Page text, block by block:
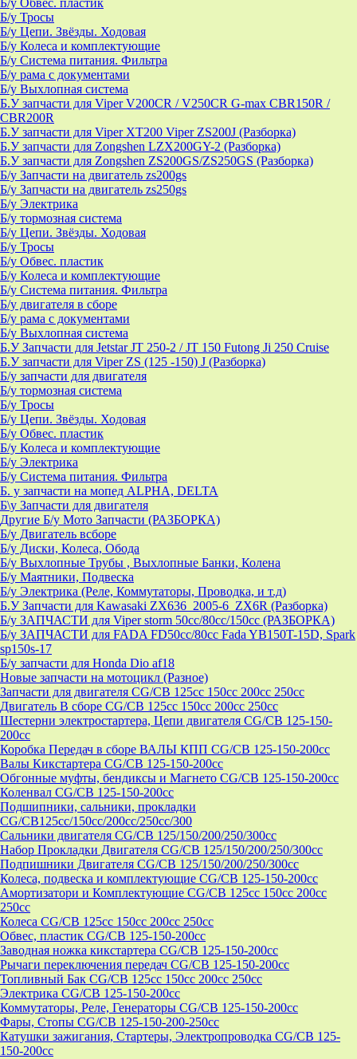
Б/у Обвес. пластик
Б/у Тросы
Б/у Цепи. Звёзды. Ходовая
Б/у Колеса и комплектующие
Б/у Система питания. Фильтра
Б/у рама с документами
Б/у Выхлопная система
Б.У запчасти для Viper V200CR / V250CR G-max CBR150R /
CBR200R
Б.У запчасти для Viper XT200 Viper ZS200J (Разборка)
Б.У запчасти для Zongshen LZX200GY-2 (Разборка)
Б.У запчасти для Zongshen ZS200GS/ZS250GS (Разборка)
Б/у Запчасти на двигатель zs200gs
Б/у Запчасти на двигатель zs250gs
Б/у Электрика
Б/у тормозная система
Б/у Цепи. Звёзды. Ходовая
Б/у Тросы
Б/у Обвес. пластик
Б/у Колеса и комплектующие
Б/у Система питания. Фильтра
Б/у двигателя в сборе
Б/у рама с документами
Б/у Выхлопная система
Б.У Запчасти для Jetstar JT 250-2 / JT 150 Futong Ji 250 Cruise
Б.У запчасти для Viper ZS (125 -150) J (Разборка)
Б/у запчасти для двигателя
Б/у тормозная система
Б/у Тросы
Б/у Цепи. Звёзды. Ходовая
Б/у Обвес. пластик
Б/у Колеса и комплектующие
Б/у Электрика
Б/у Система питания. Фильтра
Б. у запчасти на мопед ALPHA, DELTA
Б\у Запчасти для двигателя
Другие Б/у Мото Запчасти (РАЗБОРКА)
Б/у Двигатель всборе
Б/у Диски, Колеса, Обода
Б/у Выхлопные Трубы , Выхлопные Банки, Колена
Б/у Маятники, Подвеска
Б/у Электрика (Реле, Коммутаторы, Проводка, и т.д)
Б.У Запчасти для Kawasaki ZX636_2005-6_ZX6R (Разборка)
Б/у ЗАПЧАСТИ для Viper storm 50cc/80cc/150cc (РАЗБОРКА)
Б/у ЗАПЧАСТИ для FADA FD50cc/80cc Fada YB150T-15D, Spark
sp150s-17
Б/у запчасти для Honda Dio af18
Новые запчасти на мотоцикл (Разное)
Запчасти для двигателя CG/CB 125cc 150cc 200cc 250cc
Двигатель В сборе CG/CB 125cc 150cc 200cc 250cc
Шестерни электростартера, Цепи двигателя CG/CB 125-150-
200cc
Коробка Передач в сборе ВАЛЫ КПП CG/CB 125-150-200cc
Валы Кикстартера CG/CB 125-150-200cc
Обгонные муфты, бендиксы и Магнето CG/CB 125-150-200cc
Коленвал CG/CB 125-150-200cc
Подшипники, сальники, прокладки
CG/CB125сс/150cc/200cc/250cc/300
Сальники двигателя CG/CB 125/150/200/250/300cc
Набор Прокладки Двигателя CG/CB 125/150/200/250/300cc
Подпишники Двигателя CG/CB 125/150/200/250/300cc
Колеса, подвеска и комплектующие CG/CB 125-150-200cc
Амортизатори и Комплектующие CG/CB 125cc 150cc 200cc
250cc
Колеса CG/CB 125cc 150cc 200cc 250cc
Обвес, пластик CG/CB 125-150-200cc
Заводная ножка кикстартера CG/CB 125-150-200cc
Рычаги переключения передач CG/CB 125-150-200cc
Топливный Бак CG/CB 125cc 150cc 200cc 250cc
Электрика CG/CB 125-150-200cc
Коммутаторы, Реле, Генераторы CG/CB 125-150-200cc
Фары, Стопы CG/CB 125-150-200-250cc
Катушки зажигания, Стартеры, Электропроводка CG/CB 125-
150-200cc